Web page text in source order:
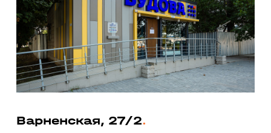
Варненская, 27/2